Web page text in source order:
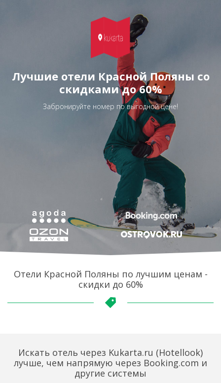
Лучшие отели Красной Поляны со
скидками до 60%
Забронируйте номер по выгодной цене!
Отели Красной Поляны по лучшим ценам -
скидки до 60%
Искать отель через Kukarta.ru (Hotellook)
лучше, чем напрямую через Booking.com и
другие системы